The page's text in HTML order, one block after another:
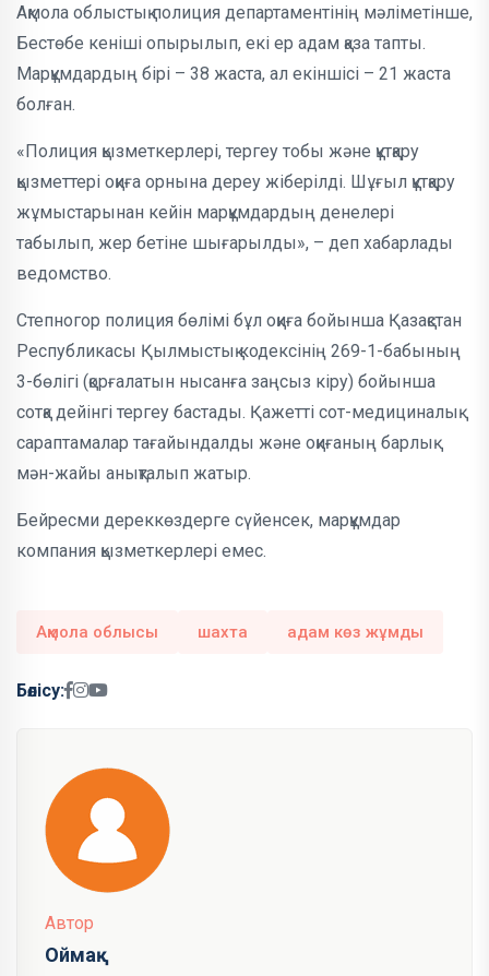
Ақмола облыстық полиция департаментінің мәліметінше,
Бестөбе кеніші опырылып, екі ер адам қаза тапты.
Марқұмдардың бірі – 38 жаста, ал екіншісі – 21 жаста
болған.
«Полиция қызметкерлері, тергеу тобы және құтқару
қызметтері оқиға орнына дереу жіберілді. Шұғыл құтқару
жұмыстарынан кейін марқұмдардың денелері
табылып, жер бетіне шығарылды», – деп хабарлады
ведомство.
Степногор полиция бөлімі бұл оқиға бойынша Қазақстан
Республикасы Қылмыстық кодексінің 269-1-бабының
3-бөлігі (қорғалатын нысанға заңсыз кіру) бойынша
сотқа дейінгі тергеу бастады. Қажетті сот-медициналық
сараптамалар тағайындалды және оқиғаның барлық
мән-жайы анықталып жатыр.
Бейресми дереккөздерге сүйенсек, марқұмдар
компания қызметкерлері емес.
Ақмола облысы шахта адам көз жұмды
Бөлісу:
Автор
Оймақ